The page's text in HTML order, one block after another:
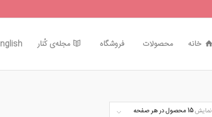
خانه محصولات فروشگاه مجله‌ی کُنار
نمایش15 محصول در هر صفحه